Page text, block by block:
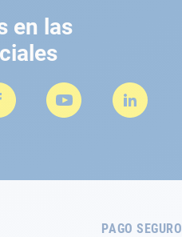
en las
PAGO SEGURO